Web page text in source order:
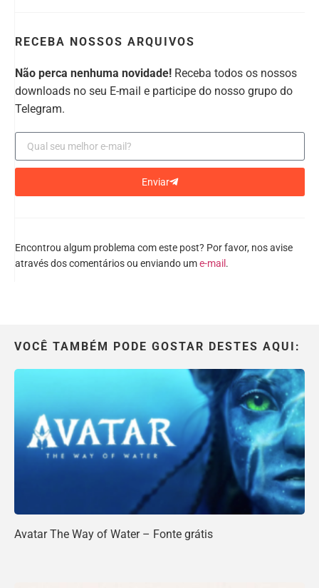
RECEBA NOSSOS ARQUIVOS
Não perca nenhuma novidade! Receba todos os nossos
downloads no seu E-mail e participe do nosso grupo do
Telegram.
Enviar
Encontrou algum problema com este post? Por favor, nos avise
através dos comentários ou enviando ume-mail .
VOCÊ TAMBÉM PODE GOSTAR DESTES AQUI:
Avatar The Way of Water – Fonte grátis